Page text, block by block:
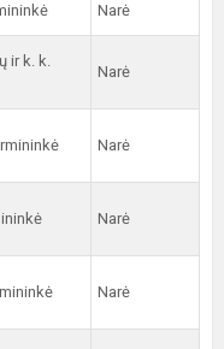
Narė
ir k. k.
Narė
Narė
Narė
Narė